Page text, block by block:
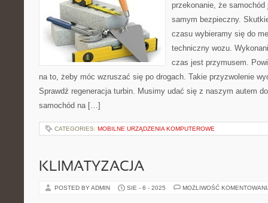
przekonanie, że
samym bezpieczny.
czasu wybieramy się do
techniczny wozu.
czas jest przymusem.
na to, żeby móc wzruszać się po drogach. Takie przyzwolenie
Sprawdź regeneracja turbin. Musimy udać się z naszym autem
samochód na […]
CATEGORIES: MOBILNE URZĄDZENIA KOMPUTEROWE
KLIMATYZACJA
POSTED BY ADMIN SIE - 6 - 2025 MOŻLIWOŚĆ